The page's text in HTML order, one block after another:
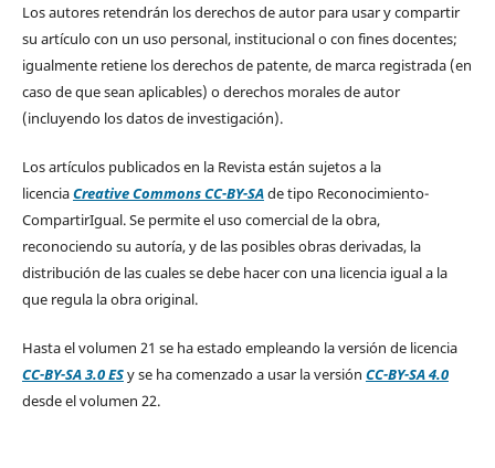
Los autores retendrán los derechos de autor para usar y compartir
su artículo con un uso personal, institucional o con fines docentes;
igualmente retiene los derechos de patente, de marca registrada (en
caso de que sean aplicables) o derechos morales de autor
(incluyendo los datos de investigación).
Los artículos publicados en la Revista están sujetos a la
licenciaCreative Commons CC-BY-SAde tipo Reconocimiento-
CompartirIgual. Se permite el uso comercial de la obra,
reconociendo su autoría, y de las posibles obras derivadas, la
distribución de las cuales se debe hacer con una licencia igual a la
que regula la obra original.
Hasta el volumen 21 se ha estado empleando la versión de licencia
CC-BY-SA 3.0 ESy se ha comenzado a usar la versión CC-BY-SA 4.0
desde el volumen 22.